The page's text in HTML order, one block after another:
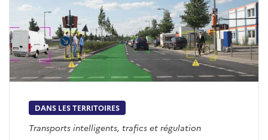
DANS LES TERRITOIRES
Transports intelligents, trafics et régulation